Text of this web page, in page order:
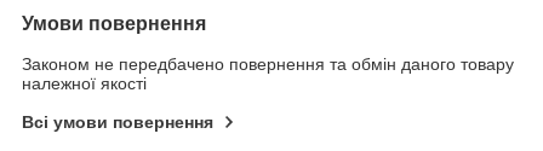
Умови повернення
Законом не передбачено повернення та обмін даного товару
належної якості
Всі умови повернення